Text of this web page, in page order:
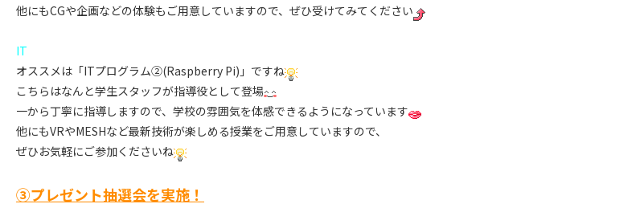
他にもCGや企画などの体験もご用意していますので、ぜひ受けてみてください
IT
オススメは「ITプログラム②(Raspberry Pi)」ですね
こちらはなんと学生スタッフが指導役として登場
一から丁寧に指導しますので、学校の雰囲気を体感できるようになっています
他にもVRやMESHなど最新技術が楽しめる授業をご用意していますので、
ぜひお気軽にご参加くださいね
③プレゼント抽選会を実施！